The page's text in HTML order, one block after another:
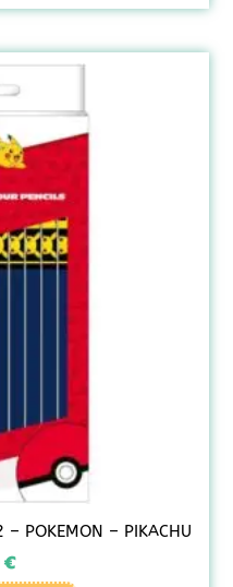
– POKEMON – PIKACHU
€